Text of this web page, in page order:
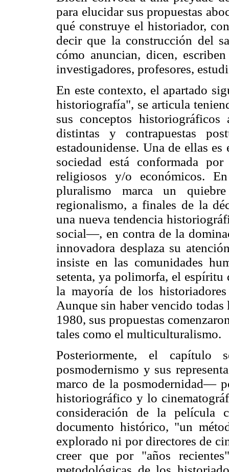
para elucidar sus propuestas
qué construye el historiador,
decir que la construcción del
cómo anuncian, dicen,
investigadores, profesores,
En este contexto, el apartado
historiografía", se articula
sus conceptos
distintas y contrapuestas
estadounidense. Una de ellas
sociedad está conformada
religiosos y/o económicos.
pluralismo marca un
regionalismo, a finales de la
una nueva tendencia
social—, en contra de la
innovadora desplaza su
insiste en las comunidades
setenta, ya polimorfa, el espíritu
la mayoría de los
Aunque sin haber vencido
1980, sus propuestas
tales como el multiculturalismo.
Posteriormente, el
posmodernismo y sus
marco de la posmodernidad—
historiográfico y lo
consideración de la película
documento histórico, "un
explorado ni por directores de
creer que por "años